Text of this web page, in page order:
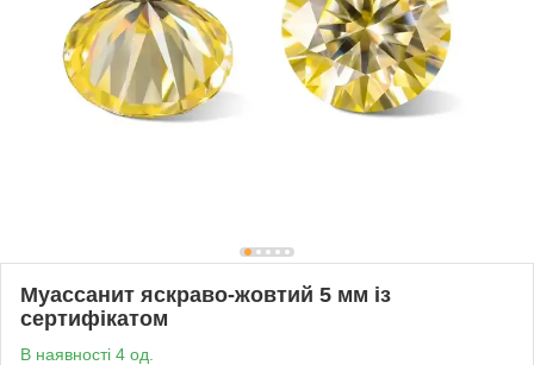
Муассанит яскраво-жовтий 5 мм із
сертифікатом
В наявності 4 од.